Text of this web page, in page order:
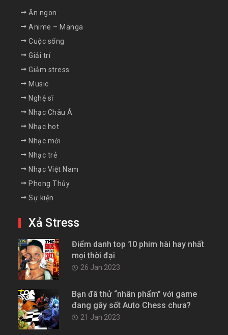
Ăn ngon
Anime – Manga
Cuộc sống
Giải trí
Giảm stress
Music
Nghệ sĩ
Nhạc Châu Á
Nhạc hot
Nhạc mới
Nhạc trẻ
Nhạc Việt Nam
Phong Thủy
Sự kiện
Xả Stress
Điểm danh top 10 phim hài hay nhất
mọi thời đại
26 Jan 2023
Bạn đã thử “nhân phẩm” với game
đang gây sốt Auto Chess chưa?
21 Jan 2023